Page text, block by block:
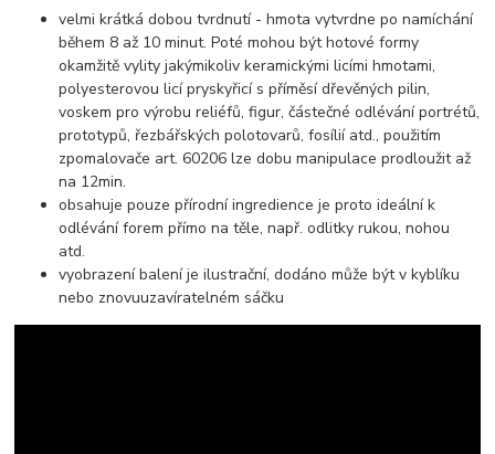
velmi krátká dobou tvrdnutí - hmota vytvrdne po namíchání
během 8 až 10 minut. Poté mohou být hotové formy
okamžitě vylity jakýmikoliv keramickými licími hmotami,
polyesterovou licí pryskyřicí s příměsí dřevěných pilin,
voskem pro výrobu reliéfů, figur, částečné odlévání portrétů,
prototypů, řezbářských polotovarů, fosílií atd., použitím
zpomalovače art. 60206 lze dobu manipulace prodloužit až
na 12min.
obsahuje pouze přírodní ingredience je proto ideální k
odlévání forem přímo na těle, např. odlitky rukou, nohou
atd.
vyobrazení balení je ilustrační, dodáno může být v kyblíku
nebo znovuuzavíratelném sáčku